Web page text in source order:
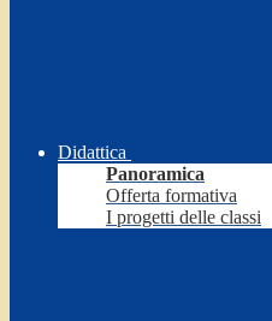
Didattica
Panoramica
Offerta formativa
I progetti delle classi